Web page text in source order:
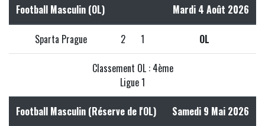
Football Masculin (OL) Mardi 4 Août 2026
Sparta Prague 2 1 OL
Classement OL : 4ème
Ligue 1
Football Masculin (Réserve de l'OL) Samedi 9 Mai 2026